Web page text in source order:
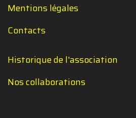
Mentions légales
Contacts
Historique de l'association
Nos collaborations